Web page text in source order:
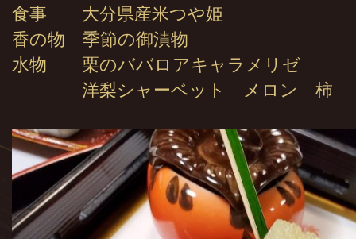
食事 大分県産米つや姫
香の物 季節の御漬物
水物 栗のババロアキャラメリゼ
洋梨シャーベット メロン 柿